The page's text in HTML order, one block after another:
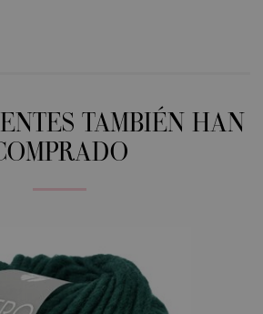
TAMBIÉN HAN